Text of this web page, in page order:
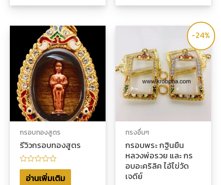
กรอบทองสูตร
รีวิวกรอบทองสูตร
ให้
คะแนน
อ่านเพิ่มเติม
-24%
ทรงอื่นๆ
กรอบพระ กฐินยืน
หลวงพ่อรวย และ กร
อบอะคริลิค ไอ้ไข่วัด
เจดีย์